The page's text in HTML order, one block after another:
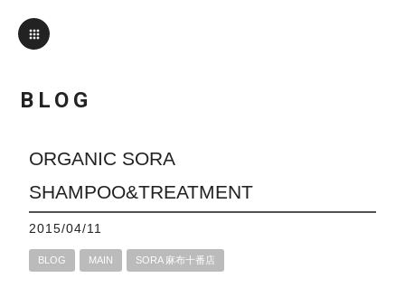
BLOG
ORGANIC SORA
SHAMPOO&TREATMENT
2015/04/11
BLOG MAIN SORA 麻布十番店